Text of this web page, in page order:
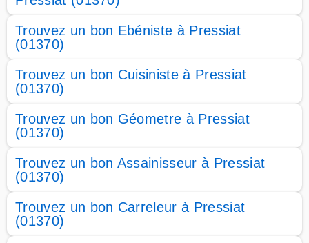
Trouvez un bon Ebéniste à Pressiat
(01370)
Trouvez un bon Cuisiniste à Pressiat
(01370)
Trouvez un bon Géometre à Pressiat
(01370)
Trouvez un bon Assainisseur à Pressiat
(01370)
Trouvez un bon Carreleur à Pressiat
(01370)